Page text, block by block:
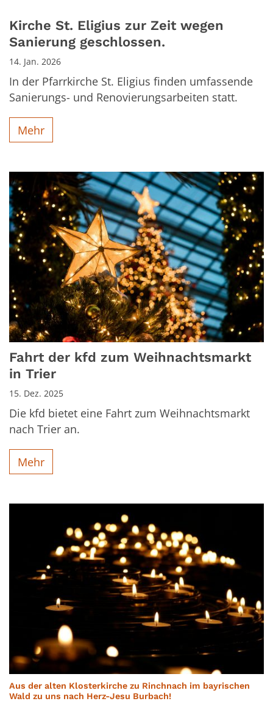
Kirche St. Eligius zur Zeit wegen
Sanierung geschlossen.
14. Jan. 2026
In der Pfarrkirche St. Eligius finden umfassende
Sanierungs- und Renovierungsarbeiten statt.
Mehr
Fahrt der kfd zum Weihnachtsmarkt
in Trier
15. Dez. 2025
Die kfd bietet eine Fahrt zum Weihnachtsmarkt
nach Trier an.
Mehr
Aus der alten Klosterkirche zu Rinchnach im bayrischen
Wald zu uns nach Herz-Jesu Burbach!: